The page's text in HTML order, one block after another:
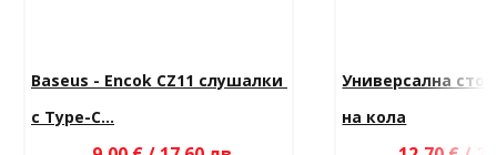
Baseus - Encok CZ11 слушалки
с Type-C...
Универсална
на кола